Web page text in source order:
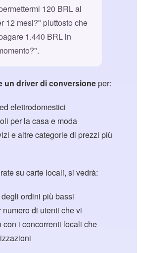
120 BRL al
12 mesi?" piuttosto che
1.440 BRL in
un driver di conversioneper:
elettrodomestici
per la casa e moda
e altre categorie di prezzi più
su carte locali, si vedrà:
ordini più bassi
numero di utenti che vi
con i concorrenti locali che